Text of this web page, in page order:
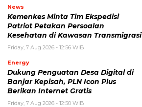
News
Kemenkes Minta Tim Ekspedisi
Patriot Petakan Persoalan
Kesehatan di Kawasan Transmigrasi
Friday, 7 Aug 2026 - 12:56 WIB
Energy
Dukung Penguatan Desa Digital di
Banjar Kepisah, PLN Icon Plus
Berikan Internet Gratis
Friday, 7 Aug 2026 - 12:50 WIB